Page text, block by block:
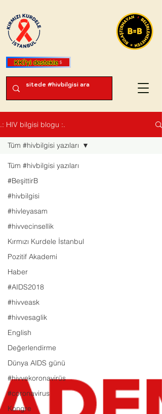
KKİ'yi destekle
.: HIV bilgisi blogu :.
Tüm #hivbilgisi yazıları
#BeşittirB
#hivbilgisi
#hivleyasam
#hivvecinsellik
Kırmızı Kurdele İstanbul
Pozitif Akademi
Haber
#AIDS2018
#hivveask
#hivvesaglik
English
Değerlendirme
Dünya AIDS günü
#hivvekoronavirüs
#coronavirus
Kongre
Tüm #hivbilgisi yazıları